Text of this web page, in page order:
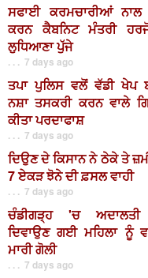
ਸਫਾਈ ਕਰਮਚਾਰੀਆਂ ਨਾਲ
ਕਰਨ ਕੈਬਨਿਟ ਮੰਤਰੀ
ਲੁਧਿਆਣਾ ਪੁੱਜੇ
. . . 7 days ago
ਤਪਾ ਪੁਲਿਸ ਵਲੋਂ ਵੱਡੀ ਖੇਪ
ਨਸ਼ਾ ਤਸਕਰੀ ਕਰਨ ਵਾਲੇ
ਕੀਤਾ ਪਰਦਾਫਾਸ਼
. . . 7 days ago
ਦਿਉਣ ਦੇ ਕਿਸਾਨ ਨੇ ਠੇਕੇ ਤੇ
7 ਏਕੜ ਝੋਨੇ ਦੀ ਫ਼ਸਲ ਵਾਹੀ
. . . 7 days ago
ਚੰਡੀਗੜ੍ਹ 'ਚ ਅਦਾਲਤੀ
ਦਿਵਾਉਣ ਗਈ ਮਹਿਲਾ ਨੂੰ
ਮਾਰੀ ਗੋਲੀ
. . . 7 days ago